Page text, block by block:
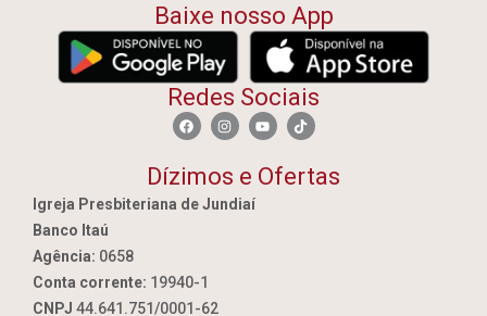
Baixe nosso App
Redes Sociais
Dízimos e Ofertas
Igreja Presbiteriana de Jundiaí
Banco Itaú
Agência: 0658
Conta corrente: 19940-1
CNPJ 44.641.751/0001-62